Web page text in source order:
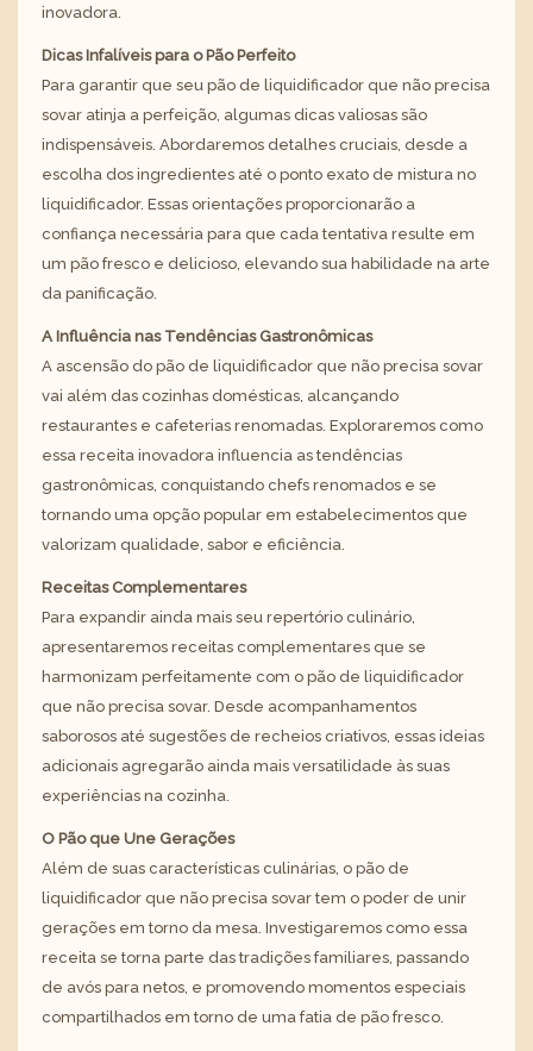
inovadora.
Dicas Infalíveis para o Pão Perfeito
Para garantir que seu pão de liquidificador que não precisa
sovar atinja a perfeição, algumas dicas valiosas são
indispensáveis. Abordaremos detalhes cruciais, desde a
escolha dos ingredientes até o ponto exato de mistura no
liquidificador. Essas orientações proporcionarão a
confiança necessária para que cada tentativa resulte em
um pão fresco e delicioso, elevando sua habilidade na arte
da panificação.
A Influência nas Tendências Gastronômicas
A ascensão do pão de liquidificador que não precisa sovar
vai além das cozinhas domésticas, alcançando
restaurantes e cafeterias renomadas. Exploraremos como
essa receita inovadora influencia as tendências
gastronômicas, conquistando chefs renomados e se
tornando uma opção popular em estabelecimentos que
valorizam qualidade, sabor e eficiência.
Receitas Complementares
Para expandir ainda mais seu repertório culinário,
apresentaremos receitas complementares que se
harmonizam perfeitamente com o pão de liquidificador
que não precisa sovar. Desde acompanhamentos
saborosos até sugestões de recheios criativos, essas ideias
adicionais agregarão ainda mais versatilidade às suas
experiências na cozinha.
O Pão que Une Gerações
Além de suas características culinárias, o pão de
liquidificador que não precisa sovar tem o poder de unir
gerações em torno da mesa. Investigaremos como essa
receita se torna parte das tradições familiares, passando
de avós para netos, e promovendo momentos especiais
compartilhados em torno de uma fatia de pão fresco.